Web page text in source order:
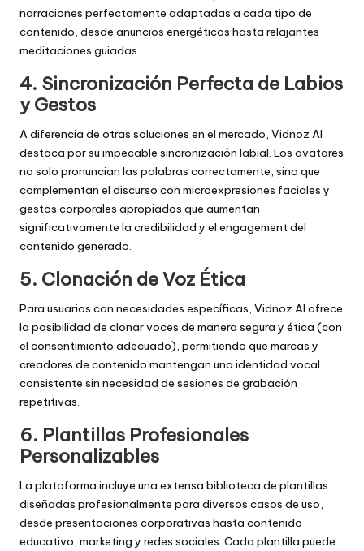
narraciones perfectamente adaptadas a cada tipo de
contenido, desde anuncios energéticos hasta relajantes
meditaciones guiadas.
4. Sincronización Perfecta de Labios
y Gestos
A diferencia de otras soluciones en el mercado, Vidnoz AI
destaca por su impecable sincronización labial. Los avatares
no solo pronuncian las palabras correctamente, sino que
complementan el discurso con microexpresiones faciales y
gestos corporales apropiados que aumentan
significativamente la credibilidad y el engagement del
contenido generado.
5. Clonación de Voz Ética
Para usuarios con necesidades específicas, Vidnoz AI ofrece
la posibilidad de clonar voces de manera segura y ética (con
el consentimiento adecuado), permitiendo que marcas y
creadores de contenido mantengan una identidad vocal
consistente sin necesidad de sesiones de grabación
repetitivas.
6. Plantillas Profesionales
Personalizables
La plataforma incluye una extensa biblioteca de plantillas
diseñadas profesionalmente para diversos casos de uso,
desde presentaciones corporativas hasta contenido
educativo, marketing y redes sociales. Cada plantilla puede